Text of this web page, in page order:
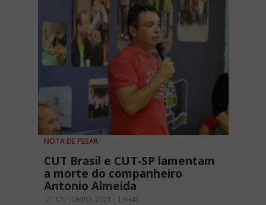
NOTA DE PESAR
CUT Brasil e CUT-SP lamentam
a morte do companheiro
Antonio Almeida
21 OUTUBRO, 2021 - 17H41